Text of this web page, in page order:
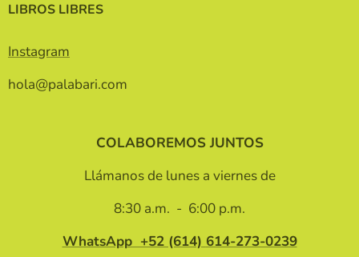
LIBROS LIBRES
Instagram
hola@palabari.com
COLABOREMOS JUNTOS
Llámanos de lunes a viernes de
8:30 a.m. - 6:00 p.m.
WhatsApp +52 (614) 614-273-0239